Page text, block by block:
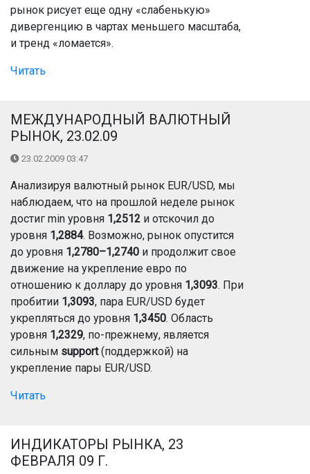
рынок рисует еще одну «слабенькую»
дивергенцию в чартах меньшего масштаба,
и тренд «ломается».
Читать
МЕЖДУНАРОДНЫЙ ВАЛЮТНЫЙ
РЫНОК, 23.02.09
23.02.2009 03:47
Анализируя валютный рынок EUR/USD, мы
наблюдаем, что на прошлой неделе рынок
достиг min уровня 1,2512 и отскочил до
уровня 1,2884. Возможно, рынок опустится
до уровня 1,2780–1,2740 и продолжит свое
движение на укрепление евро по
отношению к доллару до уровня 1,3093. При
пробитии 1,3093, пара EUR/USD будет
укрепляться до уровня 1,3450. Область
уровня 1,2329, по-прежнему, является
сильным support(поддержкой) на
укрепление пары EUR/USD.
Читать
ИНДИКАТОРЫ РЫНКА, 23
ФЕВРАЛЯ 09 Г.